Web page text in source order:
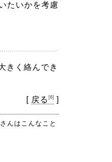
たいかを考慮
きく絡んでき
[ 戻る[6] ]
んはこんなこと